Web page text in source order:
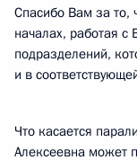
Спасибо Вам за то,
началах, работая
подразделений,
и в
Что касается
Алексеевна может